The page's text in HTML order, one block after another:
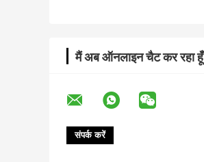
मैं अब ऑनलाइन चैट कर रहा हूँ